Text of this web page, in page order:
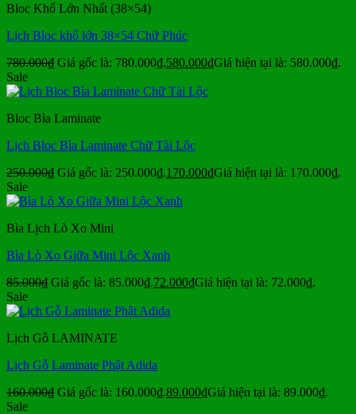
Bloc Khổ Lớn Nhất (38×54)
Lịch Bloc khổ lớn 38×54 Chữ Phúc
780.000₫ Giá gốc là: 780.000₫.580.000₫Giá hiện tại là: 580.000₫.
Sale
Bloc Bìa Laminate
Lịch Bloc Bìa Laminate Chữ Tài Lộc
250.000₫ Giá gốc là: 250.000₫.170.000₫Giá hiện tại là: 170.000₫.
Sale
Bìa Lịch Lò Xo Mini
Bìa Lò Xo Giữa Mini Lộc Xanh
85.000₫ Giá gốc là: 85.000₫.72.000₫Giá hiện tại là: 72.000₫.
Sale
Lịch Gỗ LAMINATE
Lịch Gỗ Laminate Phật Adida
160.000₫ Giá gốc là: 160.000₫.89.000₫Giá hiện tại là: 89.000₫.
Sale